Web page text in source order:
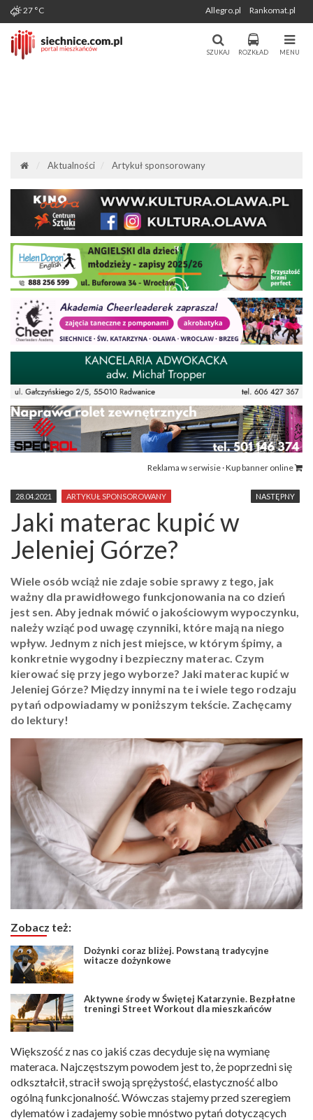
Miasto i Gmina Siechnice - Portal
Mieszkańców. Aktualności, forum,
Portal Mieszkańców Siechnic
Wygenerowano: 06-08-2026
27 °C Allegro.pl Rankomat.pl
MENU
ROZKŁAD
SZUKAJ
Aktualności Artykuł sponsorowany
Reklama w serwisie · Kup banner online
NASTĘPNY
28.04.2021 ARTYKUŁ SPONSOROWANY
Jaki materac kupić w
Jeleniej Górze?
Wiele osób wciąż nie zdaje sobie sprawy z tego, jak
ważny dla prawidłowego funkcjonowania na co dzień
jest sen. Aby jednak mówić o jakościowym wypoczynku,
należy wziąć pod uwagę czynniki, które mają na niego
wpływ. Jednym z nich jest miejsce, w którym śpimy, a
konkretnie wygodny i bezpieczny materac. Czym
kierować się przy jego wyborze? Jaki materac kupić w
Jeleniej Górze? Między innymi na te i wiele tego rodzaju
pytań odpowiadamy w poniższym tekście. Zachęcamy
do lektury!
Zobacz też:
Dożynki coraz bliżej. Powstaną tradycyjne
witacze dożynkowe
Aktywne środy w Świętej Katarzynie. Bezpłatne
treningi Street Workout dla mieszkańców
Większość z nas co jakiś czas decyduje się na wymianę
materaca. Najczęstszym powodem jest to, że poprzedni się
odkształcił, stracił swoją sprężystość, elastyczność albo
ogólną funkcjonalność. Wówczas stajemy przed szeregiem
dylematów i zadajemy sobie mnóstwo pytań dotyczących